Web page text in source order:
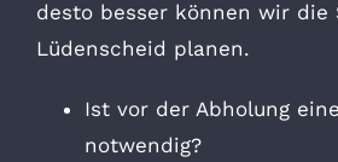
desto besser können wir die
Lüdenscheid planen.
Ist vor der Abholung
notwendig?